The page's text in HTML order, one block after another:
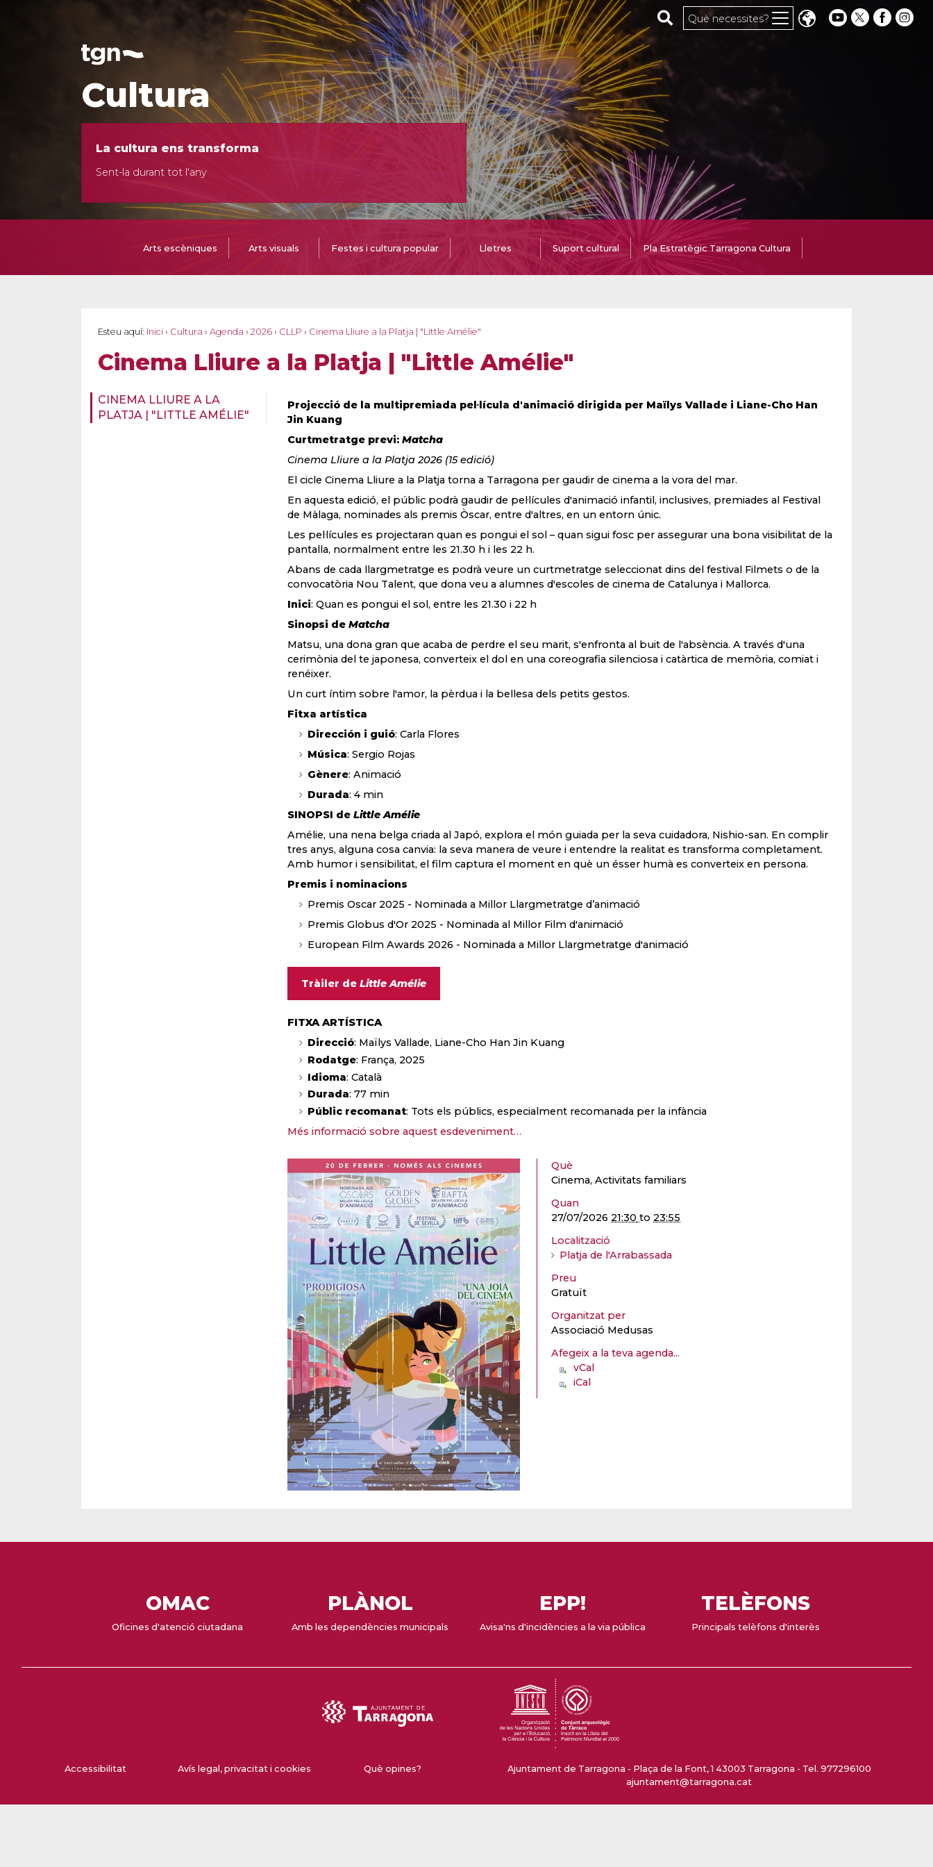
Cerca al web
Què necessites?
Cultura
La cultura ens transforma
Sent-la durant tot l'any
Arts escèniques Arts visuals Festes i cultura popular Lletres Suport cultural Pla Estratègic Tarragona Cultura
Esteu aquí: Inici › Cultura › Agenda › 2026 › CLLP › Cinema Lliure a la Platja | "Little Amélie"
Cinema Lliure a la Platja | "Little Amélie"
CINEMA LLIURE A LA
PLATJA | "LITTLE AMÉLIE"
Projecció de la multipremiada pel·lícula d'animació dirigida per Maïlys Vallade i Liane-Cho Han
Jin Kuang
Curtmetratge previ: Matcha
Cinema Lliure a la Platja 2026 (15 edició)
El cicle Cinema Lliure a la Platja torna a Tarragona per gaudir de cinema a la vora del mar.
En aquesta edició, el públic podrà gaudir de pel·lícules d'animació infantil, inclusives, premiades al Festival
de Màlaga, nominades als premis Òscar, entre d'altres, en un entorn únic.
Les pel·lícules es projectaran quan es pongui el sol – quan sigui fosc per assegurar una bona visibilitat de la
pantalla, normalment entre les 21.30 h i les 22 h.
Abans de cada llargmetratge es podrà veure un curtmetratge seleccionat dins del festival Filmets o de la
convocatòria Nou Talent, que dona veu a alumnes d'escoles de cinema de Catalunya i Mallorca.
Inici: Quan es pongui el sol, entre les 21.30 i 22 h
Sinopsi de Matcha
Matsu, una dona gran que acaba de perdre el seu marit, s'enfronta al buit de l'absència. A través d'una
cerimònia del te japonesa, converteix el dol en una coreografia silenciosa i catàrtica de memòria, comiat i
renéixer.
Un curt íntim sobre l'amor, la pèrdua i la bellesa dels petits gestos.
Fitxa artística
Dirección i guió: Carla Flores
Música: Sergio Rojas
Gènere: Animació
Durada: 4 min
SINOPSI de Little Amélie
Amélie, una nena belga criada al Japó, explora el món guiada per la seva cuidadora, Nishio-san. En complir
tres anys, alguna cosa canvia: la seva manera de veure i entendre la realitat es transforma completament.
Amb humor i sensibilitat, el film captura el moment en què un ésser humà es converteix en persona.
Premis i nominacions
Premis Oscar 2025 - Nominada a Millor Llargmetratge d’animació
Premis Globus d'Or 2025 - Nominada al Millor Film d'animació
European Film Awards 2026 - Nominada a Millor Llargmetratge d'animació
Tràiler de Little Amélie
FITXA ARTÍSTICA
Direcció: Maïlys Vallade, Liane-Cho Han Jin Kuang
Rodatge: França, 2025
Idioma: Català
Durada: 77 min
Públic recomanat: Tots els públics, especialment recomanada per la infància
Més informació sobre aquest esdeveniment…
Què
Cinema, Activitats familiars
Quan
27/07/2026 21:30 to 23:55
Localització
Platja de l'Arrabassada
Preu
Gratuït
Organitzat per
Associació Medusas
Afegeix a la teva agenda...
vCal
iCal
OMAC
Oficines d'atenció ciutadana
PLÀNOL
Amb les dependències municipals
EPP!
Avisa'ns d'incidències a la via pública
TELÈFONS
Principals telèfons d'interès
Accessibilitat Avís legal, privacitat i cookies Què opines?
Ajuntament de Tarragona - Plaça de la Font, 1 43003 Tarragona - Tel. 977296100
ajuntament@tarragona.cat